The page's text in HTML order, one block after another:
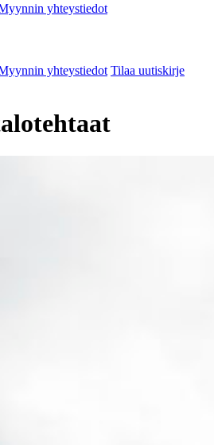
yhteystiedot
yhteystiedot Tilaa uutiskirje